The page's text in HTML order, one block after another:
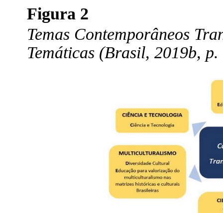
Figura 2
Temas Contemporâneos
Temáticas (Brasil, 2019b, p.